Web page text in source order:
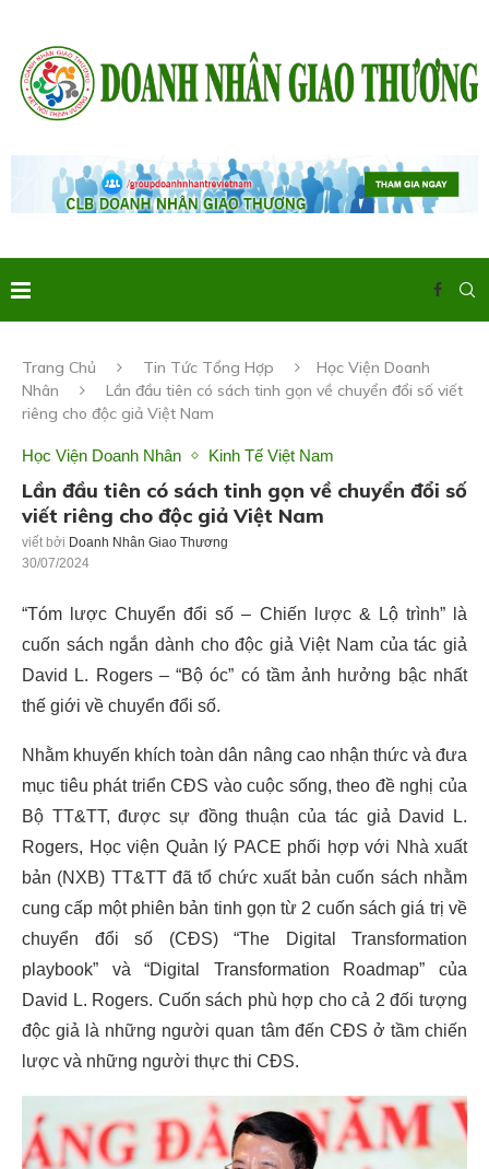
Trang Chủ Tin Tức Tổng Hợp
Học Viện Doanh
Nhân
Lần đầu tiên có sách tinh gọn về chuyển đổi số viết
riêng cho độc giả Việt Nam
Học Viện Doanh Nhân Kinh Tế Việt Nam
Lần đầu tiên có sách tinh gọn về chuyển đổi số
viết riêng cho độc giả Việt Nam
viết bởi Doanh Nhân Giao Thương
30/07/2024
“Tóm lược Chuyển đổi số – Chiến lược & Lộ trình” là
cuốn sách ngắn dành cho độc giả Việt Nam của tác giả
David L. Rogers – “Bộ óc” có tầm ảnh hưởng bậc nhất
thế giới về chuyển đổi số.
Nhằm khuyến khích toàn dân nâng cao nhận thức và đưa
mục tiêu phát triển CĐS vào cuộc sống, theo đề nghị của
Bộ TT&TT, được sự đồng thuận của tác giả David L.
Rogers, Học viện Quản lý PACE phối hợp với Nhà xuất
bản (NXB) TT&TT đã tổ chức xuất bản cuốn sách nhằm
cung cấp một phiên bản tinh gọn từ 2 cuốn sách giá trị về
chuyển đổi số (CĐS) “The Digital Transformation
playbook” và “Digital Transformation Roadmap” của
David L. Rogers. Cuốn sách phù hợp cho cả 2 đối tượng
độc giả là những người quan tâm đến CĐS ở tầm chiến
lược và những người thực thi CĐS.